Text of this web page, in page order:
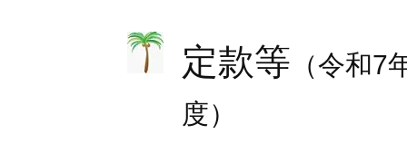
​定款等 （令和7
度）